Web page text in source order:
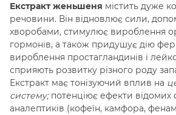
Екстракт женьшеня містить дуже
речовини. Він відновлює сили,
хворобами, стимулює вироблення
гормонів, а також придушує дію
вироблення простагландинів і
сприяють розвитку різного роду
Екстракт має тонізуючий вплив на
систему; потенціює ефекти відомих
аналептиків (кофеїн, камфора,